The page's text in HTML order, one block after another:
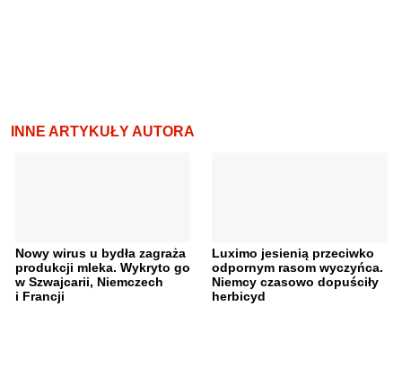
INNE ARTYKUŁY AUTORA
Nowy wirus u bydła zagraża
produkcji mleka. Wykryto go
w Szwajcarii, Niemczech
i Francji
Luximo jesienią przeciwko
odpornym rasom wyczyńca.
Niemcy czasowo dopuściły
herbicyd